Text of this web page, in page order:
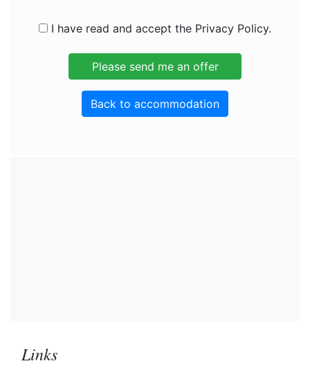
I have read and accept the Privacy Policy.
Back to accommodation
Links